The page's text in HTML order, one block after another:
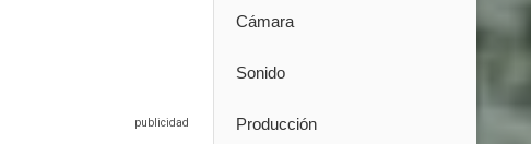
Cámara
Sonido
Producción